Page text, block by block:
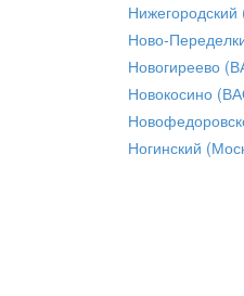
Ново-
Новогиреево
Новокосино
Ногинский